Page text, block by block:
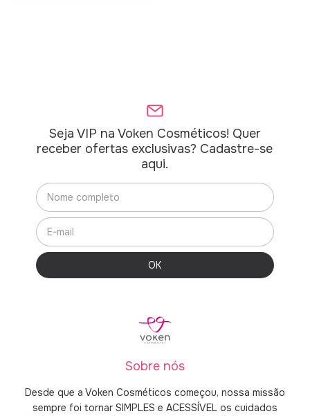
Seja VIP na Voken Cosméticos! Quer
receber ofertas exclusivas? Cadastre-se
aqui.
Sobre nós
Desde que a Voken Cosméticos começou, nossa missão
sempre foi tornar SIMPLES e ACESSÍVEL os cuidados